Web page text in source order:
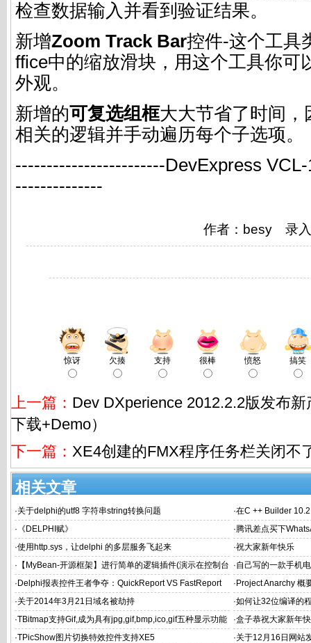
检查数据输入并看到验证结果。
新增Zoom Track Bar控件-这个工具
ffice中的缩放滑块，用这个工具你可
外观。
新增的可复选组框大大节省了时间，
相关的逻辑并手动遍历每个子选项。
------------------------DevExpress
--------------
作者：besy 录
惊讶 欠揍 支持 很棒 愤怒 搞笑
上一篇： Dev DXperience 2012.2.2版发布
下载+Demo）
下一篇： XE4创建的FMX程序任务栏关闭不
相关文章
·关于delphi的utf8 字符串string转换问题 ·在C ++ Builder
· 《DELPHI赋》 ·腾讯差点买下
·使用http.sys，让delphi 的多层服务飞起来 ·祝大家新年快乐
· 【MyBean-开源框架】进行简单的逻辑插件(演示在控制台
中应用)
·自己写的一款手机
希望得到大家认可和
· Delphi报表控件王者争夺：QuickReport VS FastReport · Project Anarchy 概
·关于2014年3月21日域名被劫持 ·如何让32位编译的
·TBitmap支持Gif,成为具有jpg,gif,bmp,ico,gif五种显示功能
的图片控件
·盒子恭祝大家新年
·TPicShow图片切换特效控件支持XE5 ·关于12月16日网站